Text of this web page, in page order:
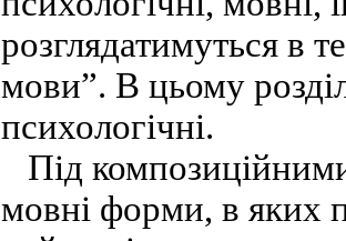
розглядатимуться в
мови”. В цьому
психологічні.
Під
мовні форми, в яких